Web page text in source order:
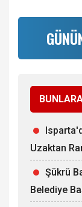
Uzaktan
Şükrü
Belediye